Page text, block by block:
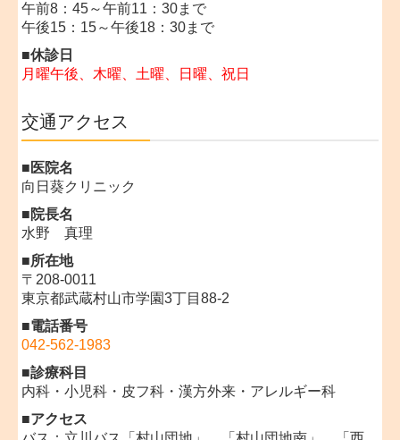
午前8：45～午前11：30まで
午後15：15～午後18：30まで
■休診日
月曜午後、 木曜、土曜、日曜、祝日
交通アクセス
■医院名
向日葵クリニック
■院長名
水野 真理
■所在地
〒208-0011
東京都武蔵村山市学園3丁目88-2
■電話番号
042-562-1983
■診療科目
内科・小児科・皮フ科・漢方外来・アレルギー科
■アクセス